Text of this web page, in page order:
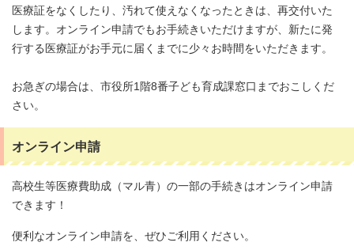
医療証をなくしたり、汚れて使えなくなったときは、再交付いた
します。オンライン申請でもお手続きいただけますが、新たに発
行する医療証がお手元に届くまでに少々お時間をいただきます。
お急ぎの場合は、市役所1階8番子ども育成課窓口までおこしくだ
さい。
オンライン申請
高校生等医療費助成（マル青）の一部の手続きはオンライン申請
できます！
便利なオンライン申請を、ぜひご利用ください。